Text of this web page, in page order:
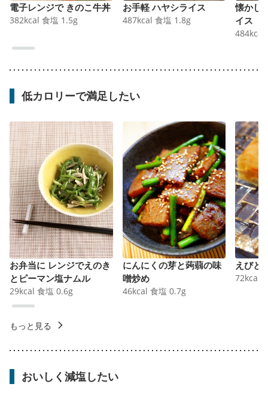
電子レンジで きのこ牛丼
382kcal 食塩 1.5g
お手軽 ハヤシライス
487kcal 食塩 1.8g
懐かし
イス
484kcal
低カロリーで満足したい
お弁当に レンジでえのき
とピーマン塩ナムル
29kcal 食塩 0.6g
にんにくの芽と蒟蒻の味
噌炒め
46kcal 食塩 0.7g
えびと
72kcal
もっと見る
おいしく減塩したい